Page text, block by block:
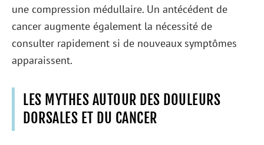
une compression médullaire. Un antécédent de
cancer augmente également la nécessité de
consulter rapidement si de nouveaux symptômes
apparaissent.
LES MYTHES AUTOUR DES DOULEURS
DORSALES ET DU CANCER